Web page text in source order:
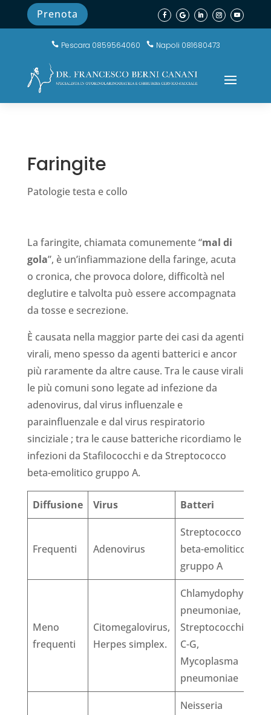
Prenota
 Pescara 0859564060  Napoli 081680473
Faringite
Patologie testa e collo
La faringite, chiamata comunemente “mal di
gola”, è un’infiammazione della faringe, acuta
o cronica, che provoca dolore, difficoltà nel
deglutire e talvolta può essere accompagnata
da tosse e secrezione.
È causata nella maggior parte dei casi da agenti
virali, meno spesso da agenti batterici e ancor
più raramente da altre cause. Tra le cause virali
le più comuni sono legate ad infezione da
adenovirus, dal virus influenzale e
parainfluenzale e dal virus respiratorio
sinciziale ; tra le cause batteriche ricordiamo le
infezioni da Stafilococchi e da Streptococco
beta-emolitico gruppo A.
Diffusione Virus Batteri
Frequenti Adenovirus
Streptococco
beta-emolitico
gruppo A
Meno
frequenti
Citomegalovirus,
Herpes simplex.
Chlamydophyla
pneumoniae,
Streptococchi
C-G,
Mycoplasma
pneumoniae
Neisseria